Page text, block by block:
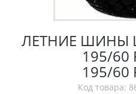
ЛЕТНИЕ ШИНЫ
195/60
195/60
Код товара: